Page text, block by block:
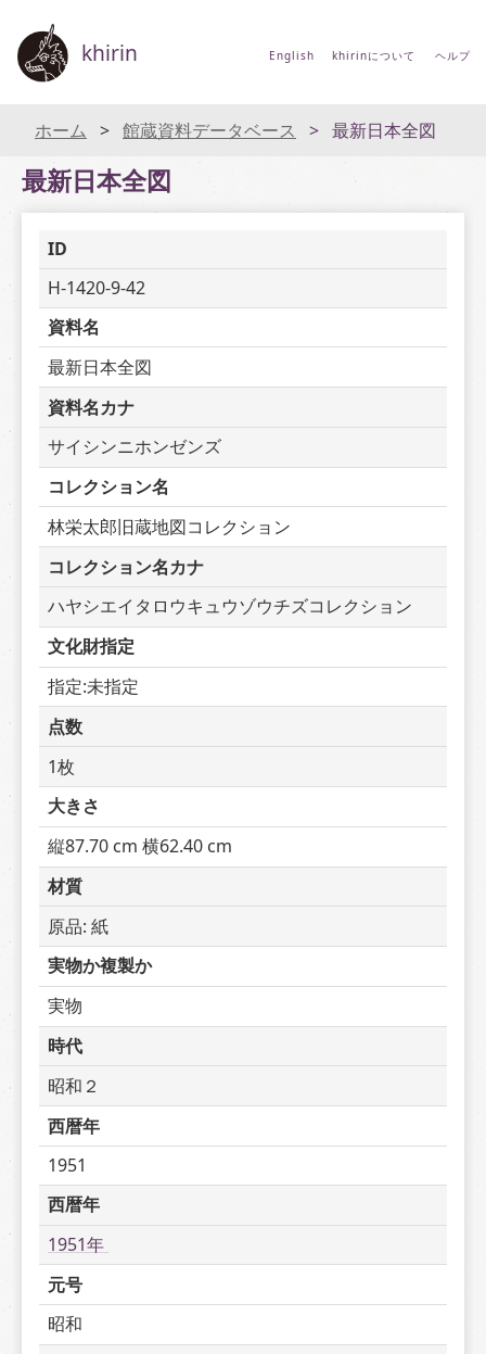
khirin English khirinについて ヘルプ
ホーム 館蔵資料データベース 最新日本全図
最新日本全図
ID
H-1420-9-42
資料名
最新日本全図
資料名カナ
サイシンニホンゼンズ
コレクション名
林栄太郎旧蔵地図コレクション
コレクション名カナ
ハヤシエイタロウキュウゾウチズコレクション
文化財指定
指定:未指定
点数
1枚
大きさ
縦87.70 cm 横62.40 cm
材質
原品: 紙
実物か複製か
実物
時代
昭和２
西暦年
1951
西暦年
1951年
元号
昭和